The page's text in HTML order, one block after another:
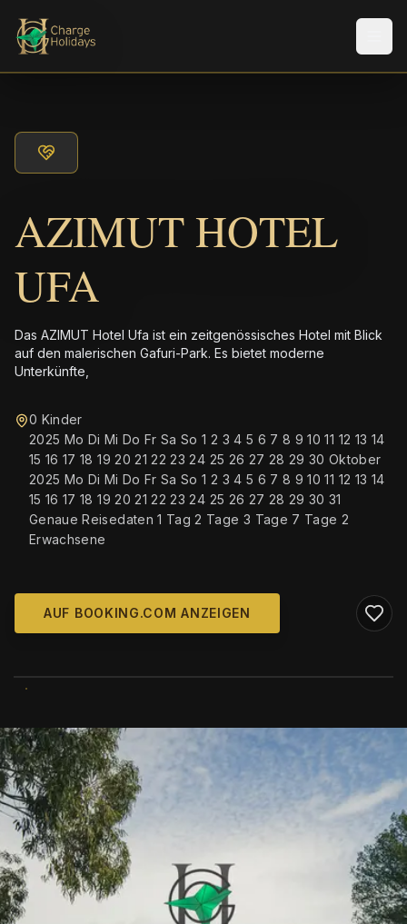
AZIMUT HOTEL
UFA
Das AZIMUT Hotel Ufa ist ein zeitgenössisches Hotel mit Blick
auf den malerischen Gafuri-Park. Es bietet moderne
Unterkünfte,
0 Kinder
2025 Mo Di Mi Do Fr Sa So 1 2 3 4 5 6 7 8 9 10 11 12 13 14
15 16 17 18 19 20 21 22 23 24 25 26 27 28 29 30 Oktober
2025 Mo Di Mi Do Fr Sa So 1 2 3 4 5 6 7 8 9 10 11 12 13 14
15 16 17 18 19 20 21 22 23 24 25 26 27 28 29 30 31
Genaue Reisedaten 1 Tag 2 Tage 3 Tage 7 Tage 2
Erwachsene
AUF BOOKING.COM ANZEIGEN